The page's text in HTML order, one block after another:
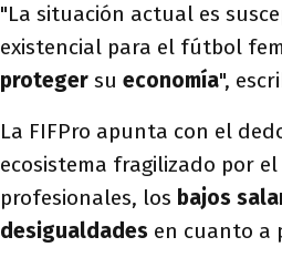
"La situación actual es
existencial para el fútbol
proteger su economía",
La FIFPro apunta con el
ecosistema fragilizado por
profesionales, los bajos
desigualdades en cuanto a